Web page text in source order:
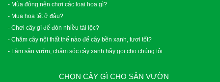
- Mùa đông nên chơi các loại hoa gì?
- Mua hoa tết ở đâu?
- Chơi cây gì để đón nhiều tài lộc?
- Chăm cây nội thất thế nào để cây bền xanh, tươi tốt?
- Làm sân vườn, chăm sóc cây xanh hãy gọi cho chúng tôi
CHỌN CÂY GÌ CHO SÂN VƯỜN